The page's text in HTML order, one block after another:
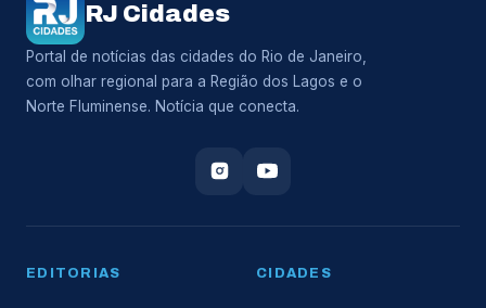
RJ Cidades
Portal de notícias das cidades do Rio de Janeiro,
com olhar regional para a Região dos Lagos e o
Norte Fluminense. Notícia que conecta.
EDITORIAS CIDADES